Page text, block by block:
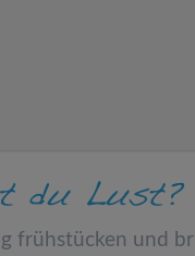
frühstücken und